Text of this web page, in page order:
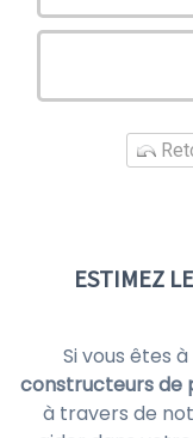
ESTIMEZ
Si vous êtes
constructeurs de
à travers de